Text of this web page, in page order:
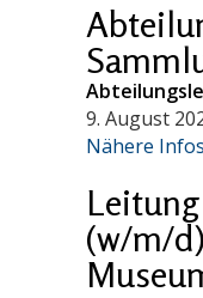
9. August
Nähere Infos
(w/m/